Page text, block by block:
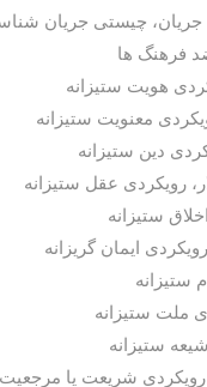
جریان، چیستی جریان
فرهنگ ها
هویت ستیزانه
معنویت ستیزانه
دین ستیزانه
رویکردی عقل ستیزانه
ستیزانه
ایمان گریزانه
ستیزانه
ملت ستیزانه
ستیزانه
شریعت یا مرجعیت